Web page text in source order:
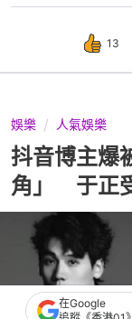
13
娛樂 人氣娛樂
抖音博主爆
角」 于正
在Google